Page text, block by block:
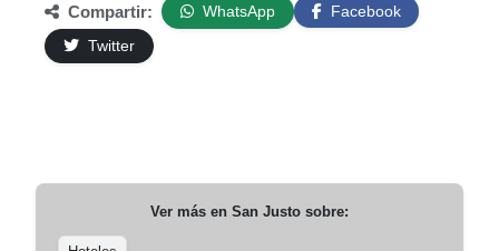
Compartir: WhatsApp
Facebook
Twitter
Ver más en San Justo sobre: